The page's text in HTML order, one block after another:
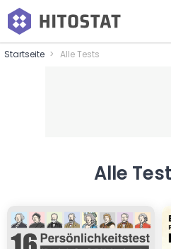
Startseite Alle Tests
Alle